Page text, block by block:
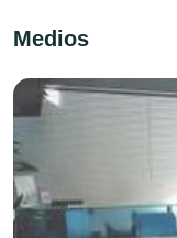
Medios